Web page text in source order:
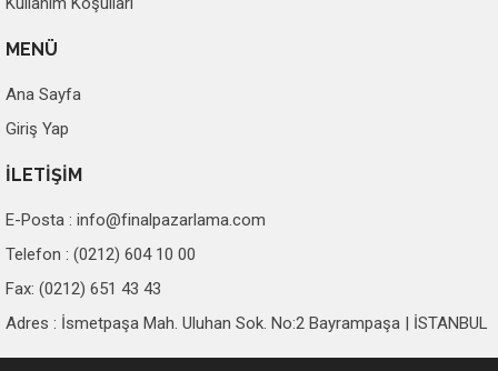
MENÜ
Ana Sayfa
Giriş Yap
İLETİŞİM
E-Posta : info@finalpazarlama.com
Telefon : (0212) 604 10 00
Fax: (0212) 651 43 43
Adres : İsmetpaşa Mah. Uluhan Sok. No:2 Bayrampaşa | İSTANBUL